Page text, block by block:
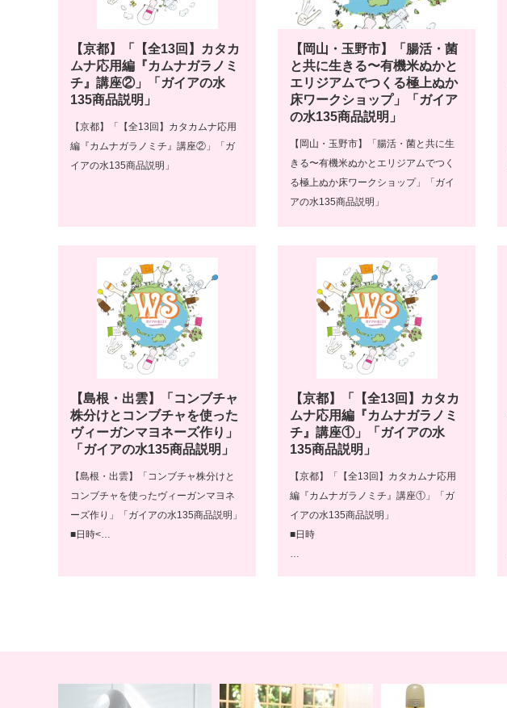
【京都】「【全13回】カタカ
ムナ応用編『カムナガラノミ
チ』講座②」「ガイアの水
135商品説明」
【京都】「【全13回】カタカムナ応用
編『カムナガラノミチ』講座②」「ガ
イアの水135商品説明」
【岡山・玉野市】「腸活・菌
と共に生きる〜有機米ぬかと
エリジアムでつくる極上ぬか
床ワークショップ」「ガイア
の水135商品説明」
【岡山・玉野市】「腸活・菌と共に生
きる〜有機米ぬかとエリジアムでつく
る極上ぬか床ワークショップ」「ガイ
アの水135商品説明」
【島根・出雲】「コンブチャ
株分けとコンブチャを使った
ヴィーガンマヨネーズ作り」
「ガイアの水135商品説明」
【島根・出雲】「コンブチャ株分けと
コンブチャを使ったヴィーガンマヨネ
ーズ作り」「ガイアの水135商品説明」
■日時<…
【京都】「【全13回】カタカ
ムナ応用編『カムナガラノミ
チ』講座①」「ガイアの水
135商品説明」
【京都】「【全13回】カタカムナ応用
編『カムナガラノミチ』講座①」「ガ
イアの水135商品説明」
■日時
…